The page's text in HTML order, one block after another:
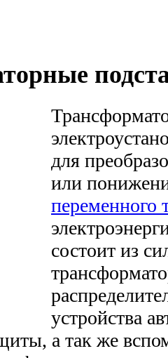
для
или
переменного
состоит из
устройства
а так же